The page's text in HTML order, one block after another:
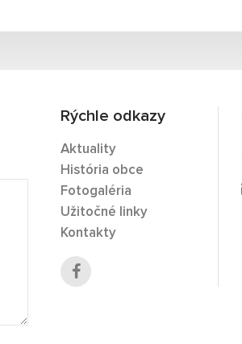
Rýchle odkazy
Aktuality
História obce
Fotogaléria
Užitočné linky
Kontakty